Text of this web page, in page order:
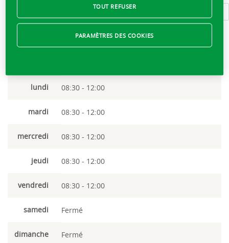
ÉCRIRE À JÉRÔME RAUSIS
lundi 08:30 - 12:00
mardi 08:30 - 12:00
mercredi 08:30 - 12:00
jeudi 08:30 - 12:00
vendredi 08:30 - 12:00
samedi Fermé
dimanche Fermé
TOUT REFUSER
PARAMÈTRES DES COOKIES